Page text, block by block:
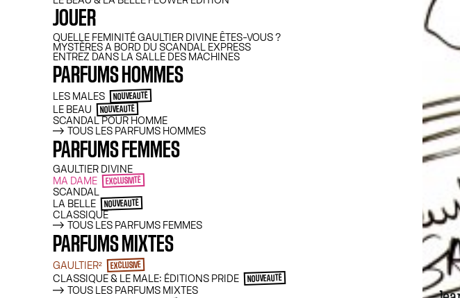
JOUER
QUELLE FEMINITÉ GAULTIER DIVINE ÊTES-VOUS ?
MYSTÈRES A BORD DU SCANDAL EXPRESS
ENTREZ DANS LA SALLE DES MACHINES
PARFUMS HOMMES
LES MALES NOUVEAUTÉ
LE BEAU NOUVEAUTÉ
SCANDAL POUR HOMME
TOUS LES PARFUMS HOMMES
PARFUMS FEMMES
GAULTIER DIVINE
MA DAME
EXCLUSIVITÉ
SCANDAL
LA BELLE
NOUVEAUTÉ
CLASSIQUE
TOUS LES PARFUMS FEMMES
PARFUMS MIXTES
GAULTIER² EXCLUSIVE
CLASSIQUE & LE MALE: ÉDITIONS PRIDE NOUVEAUTÉ
TOUS LES PARFUMS MIXTES